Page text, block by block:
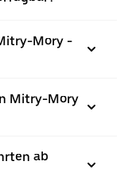
Mory -
Mitry-Mory
ab